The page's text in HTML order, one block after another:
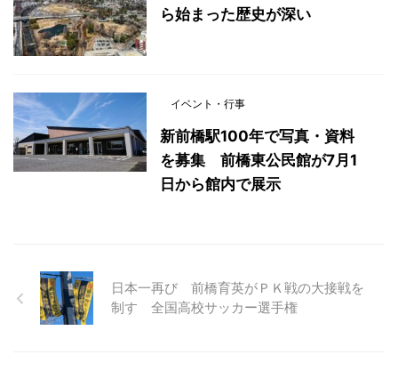
ら始まった歴史が深い
イベント・行事
新前橋駅100年で写真・資料
を募集 前橋東公民館が7月1
日から館内で展示
日本一再び 前橋育英がＰＫ戦の大接戦を
制す 全国高校サッカー選手権